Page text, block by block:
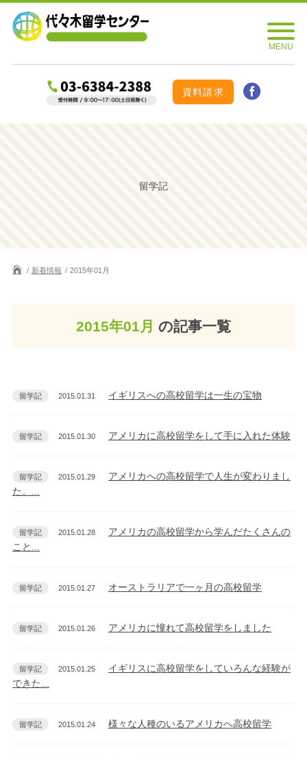
資料請求
留学記
新着情報 2015年01月
2015年01月 の記事一覧
留学記 2015.01.31 イギリスへの高校留学は一生の宝物
留学記 2015.01.30 アメリカに高校留学をして手に入れた体験
留学記 2015.01.29
アメリカへの高校留学で人生が変わりまし
た。...
留学記 2015.01.28
アメリカの高校留学から学んだたくさんの
こと...
留学記 2015.01.27 オーストラリアで一ヶ月の高校留学
留学記 2015.01.26 アメリカに憧れて高校留学をしました
留学記 2015.01.25
イギリスに高校留学をしていろんな経験が
できた...
留学記 2015.01.24 様々な人種のいるアメリカへ高校留学